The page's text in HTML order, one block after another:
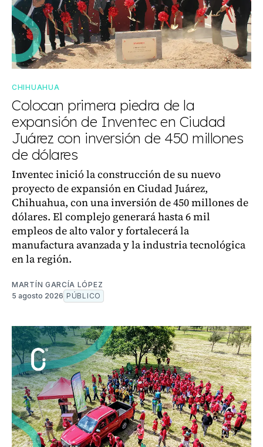
CHIHUAHUA
Colocan primera piedra de la
expansión de Inventec en Ciudad
Juárez con inversión de 450 millones
de dólares
Inventec inició la construcción de su nuevo
proyecto de expansión en Ciudad Juárez,
Chihuahua, con una inversión de 450 millones de
dólares. El complejo generará hasta 6 mil
empleos de alto valor y fortalecerá la
manufactura avanzada y la industria tecnológica
en la región.
MARTÍN GARCÍA LÓPEZ
5 agosto 2026 PÚBLICO